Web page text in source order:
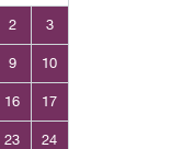
2 3
9 10
16 17
23 24